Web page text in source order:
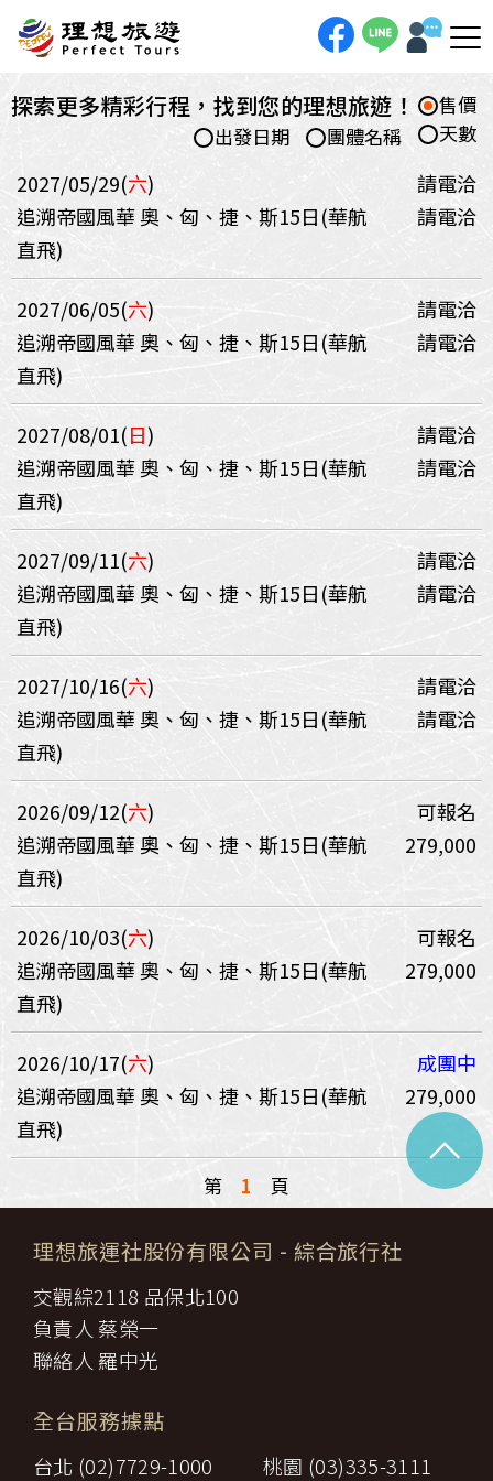
探索更多精彩行程，找到您的理想旅遊！
售價
天數
團體名稱
出發日期
2027/05/29(六)
請電洽
追溯帝國風華 奧、匈、捷、斯15日(華航
直飛)
請電洽
2027/06/05(六)
請電洽
追溯帝國風華 奧、匈、捷、斯15日(華航
直飛)
請電洽
2027/08/01(日)
請電洽
追溯帝國風華 奧、匈、捷、斯15日(華航
直飛)
請電洽
2027/09/11(六)
請電洽
追溯帝國風華 奧、匈、捷、斯15日(華航
直飛)
請電洽
2027/10/16(六)
請電洽
追溯帝國風華 奧、匈、捷、斯15日(華航
直飛)
請電洽
2026/09/12(六)
可報名
追溯帝國風華 奧、匈、捷、斯15日(華航
直飛)
279,000
2026/10/03(六)
可報名
追溯帝國風華 奧、匈、捷、斯15日(華航
直飛)
279,000
2026/10/17(六)
成團中
追溯帝國風華 奧、匈、捷、斯15日(華航
直飛)
279,000
第 1 頁
理想旅運社股份有限公司 - 綜合旅行社
交觀綜2118 品保北100
負責人 蔡榮一
聯絡人 羅中光
全台服務據點
台北 (02)7729-1000 桃園 (03)335-3111
^